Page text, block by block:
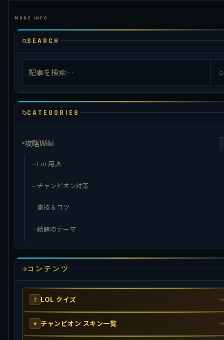
SEARCH
⌕
CATEGORIES
攻略Wiki
LoL用語
チャンピオン対策
裏技＆コツ
話題のテーマ
コンテンツ
? LOL クイズ →
✦ チャンピオン スキン一覧 →